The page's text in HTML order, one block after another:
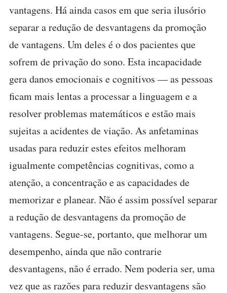
vantagens. Há ainda casos em que seria ilusório
separar a redução de desvantagens da promoção
de vantagens. Um deles é o dos pacientes que
sofrem de privação do sono. Esta incapacidade
gera danos emocionais e cognitivos — as pessoas
ficam mais lentas a processar a linguagem e a
resolver problemas matemáticos e estão mais
sujeitas a acidentes de viação. As anfetaminas
usadas para reduzir estes efeitos melhoram
igualmente competências cognitivas, como a
atenção, a concentração e as capacidades de
memorizar e planear. Não é assim possível separar
a redução de desvantagens da promoção de
vantagens. Segue-se, portanto, que melhorar um
desempenho, ainda que não contrarie
desvantagens, não é errado. Nem poderia ser, uma
vez que as razões para reduzir desvantagens são